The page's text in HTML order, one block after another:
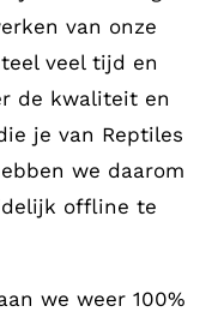
Blog
Service
Contact
van onze
veel tijd en
de kwaliteit en
je van Reptiles
we daarom
offline te
we weer 100%